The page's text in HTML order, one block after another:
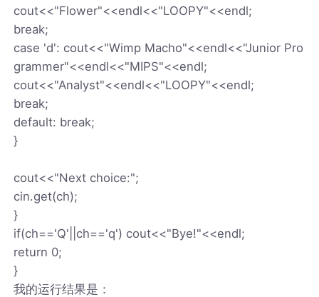
cout<<"Flower"<<endl<<"LOOPY"<<endl;
break;
case 'd': cout<<"Wimp Macho"<<endl<<"Junior Pro
grammer"<<endl<<"MIPS"<<endl;
cout<<"Analyst"<<endl<<"LOOPY"<<endl;
break;
default: break;
}
cout<<"Next choice:";
cin.get(ch);
}
if(ch=='Q'||ch=='q') cout<<"Bye!"<<endl;
return 0;
}
我的运行结果是：